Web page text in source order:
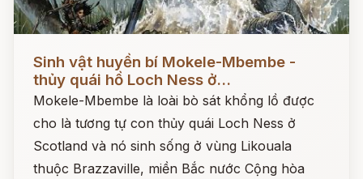
Sinh vật huyền bí Mokele-Mbembe -
thủy quái hồ Loch Ness ở...
Mokele-Mbembe là loài bò sát khổng lồ được
cho là tương tự con thủy quái Loch Ness ở
Scotland và nó sinh sống ở vùng Likouala
thuộc Brazzaville, miền Bắc nước Cộng hòa